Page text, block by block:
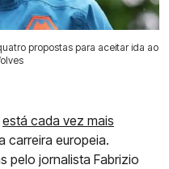
propostas para aceitar ida ao
está cada vez mais
carreira europeia.
pelo jornalista Fabrizio